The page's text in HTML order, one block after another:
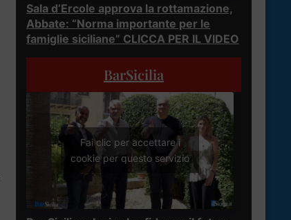
Sala d’Ercole approva la rottamazione,
Abbate: “Norma importante per le
famiglie siciliane” CLICCA PER IL VIDEO
BarSicilia
Fai clic per accettare i
cookie per questo servizio